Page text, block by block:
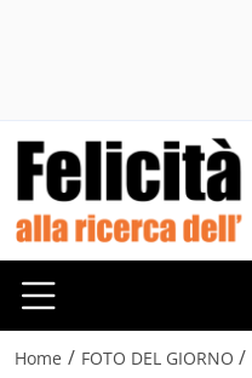
Home / FOTO DEL GIORNO /